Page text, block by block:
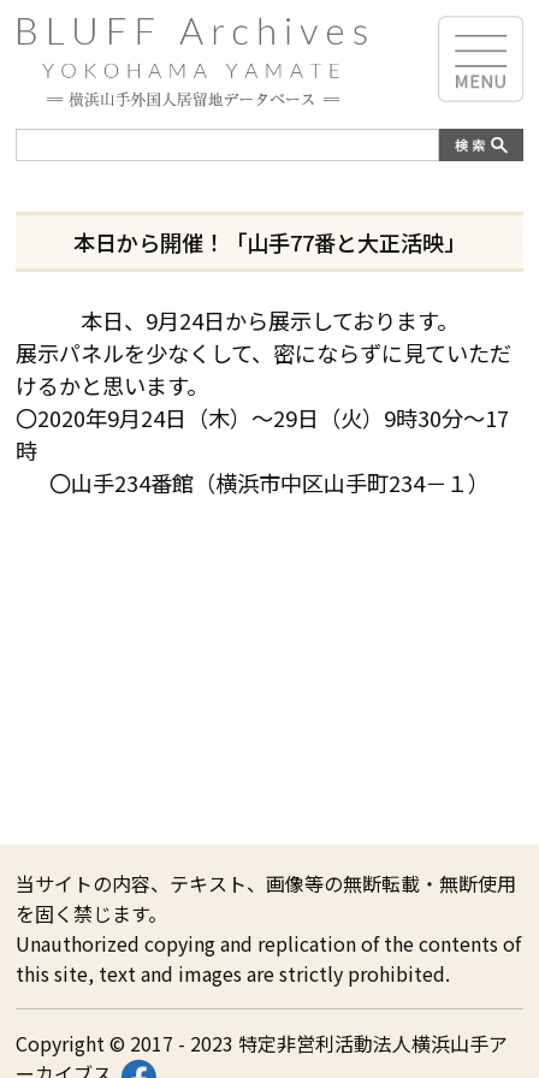
本日から開催！「山手77番と大正活映」
本日、9月24日から展示しております。
展示パネルを少なくして、密にならずに見ていただ
けるかと思います。
〇2020年9月24日（木）～29日（火）9時30分～17
時
〇山手234番館（横浜市中区山手町234－１）
当サイトの内容、テキスト、画像等の無断転載・無断使用
を固く禁じます。
Unauthorized copying and replication of the contents of
this site, text and images are strictly prohibited.
Copyright © 2017 - 2023 特定非営利活動法人横浜山手ア